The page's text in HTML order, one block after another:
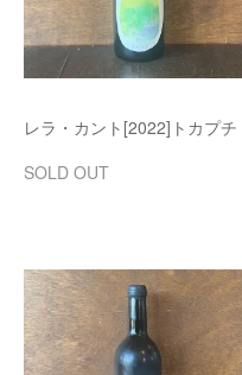
レラ・カント[2022]トカプチ
SOLD OUT